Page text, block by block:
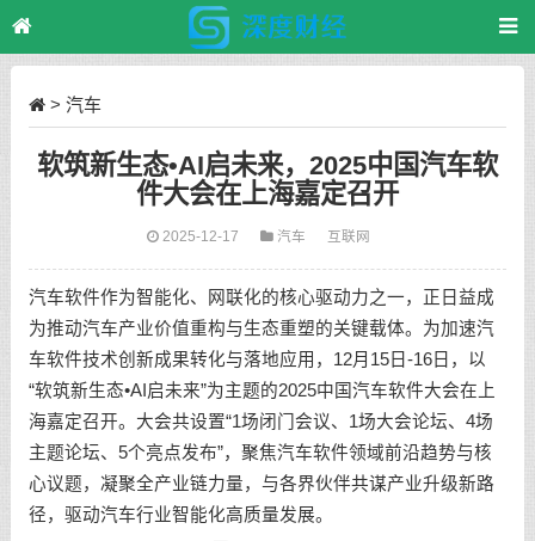
> 汽车
软筑新生态•AI启未来，2025中国汽车软
件大会在上海嘉定召开
2025-12-17 汽车 互联网
汽车软件作为智能化、网联化的核心驱动力之一，正日益成
为推动汽车产业价值重构与生态重塑的关键载体。为加速汽
车软件技术创新成果转化与落地应用，12月15日-16日，以
“软筑新生态•AI启未来”为主题的2025中国汽车软件大会在上
海嘉定召开。大会共设置“1场闭门会议、1场大会论坛、4场
主题论坛、5个亮点发布”，聚焦汽车软件领域前沿趋势与核
心议题，凝聚全产业链力量，与各界伙伴共谋产业升级新路
径，驱动汽车行业智能化高质量发展。